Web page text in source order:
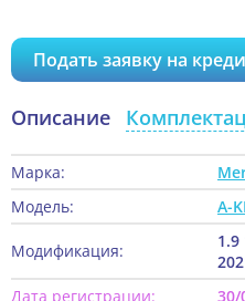
Подать заявку на
Описание
Марка:
Модель:
A-
Модификация:
1.9
Дата регистрации:
30/